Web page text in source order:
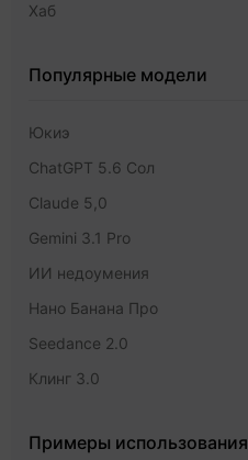
Хаб
Популярные модели
Юкиэ
ChatGPT 5.6 Сол
Claude 5,0
Gemini 3.1 Pro
ИИ недоумения
Нано Банана Про
Seedance 2.0
Клинг 3.0
Примеры использования